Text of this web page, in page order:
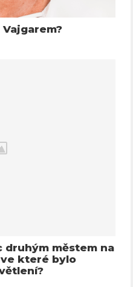
druhým městem na
ve které bylo